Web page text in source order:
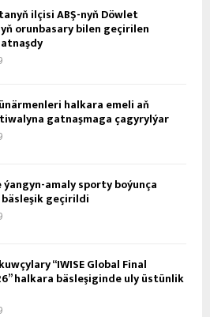
ilçisi ABŞ-nyň Döwlet
orunbasary bilen geçirilen
halkara emeli aň
gatnaşmaga çagyrylýar
amaly sporty boýunça
geçirildi
“IWISE Global Final
halkara bäsleşiginde uly üstünlik